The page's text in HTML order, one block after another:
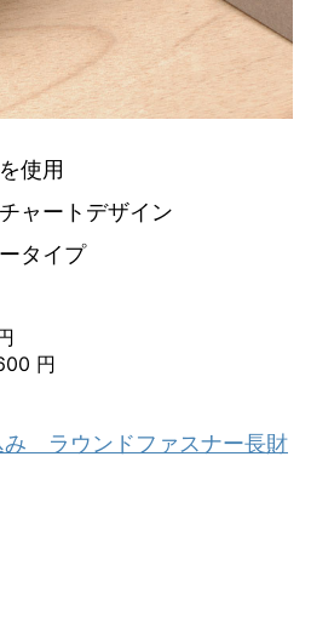
使用
ャートデザイン
タイプ
円
ラウンドファスナー長財